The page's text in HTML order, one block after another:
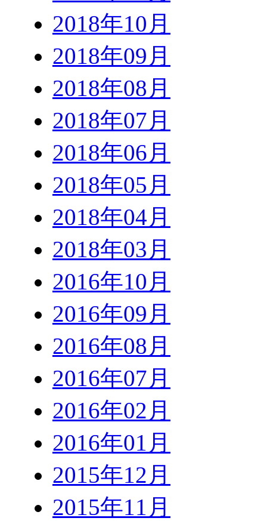
2018年10月
2018年09月
2018年08月
2018年07月
2018年06月
2018年05月
2018年04月
2018年03月
2016年10月
2016年09月
2016年08月
2016年07月
2016年02月
2016年01月
2015年12月
2015年11月